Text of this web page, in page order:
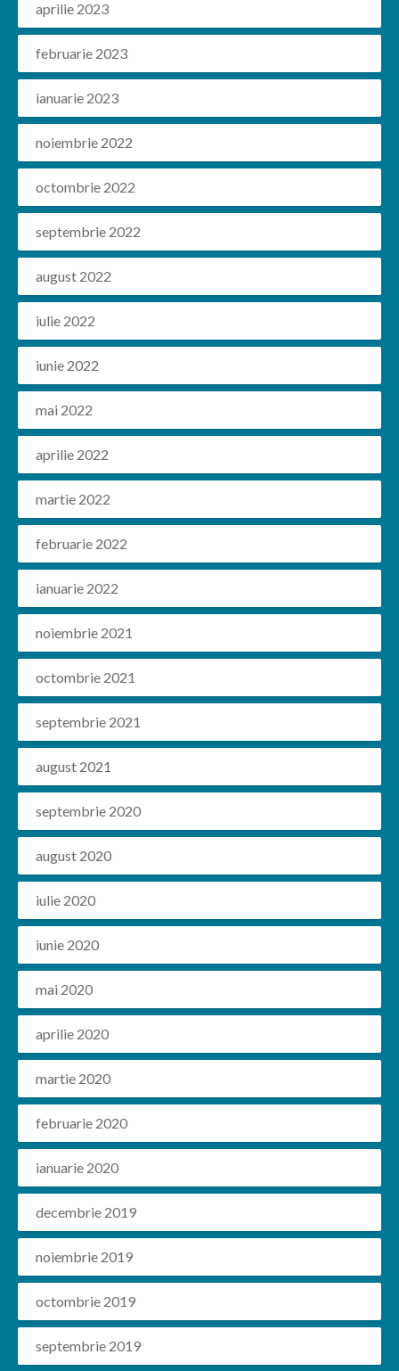
aprilie 2023
februarie 2023
ianuarie 2023
noiembrie 2022
octombrie 2022
septembrie 2022
august 2022
iulie 2022
iunie 2022
mai 2022
aprilie 2022
martie 2022
februarie 2022
ianuarie 2022
noiembrie 2021
octombrie 2021
septembrie 2021
august 2021
septembrie 2020
august 2020
iulie 2020
iunie 2020
mai 2020
aprilie 2020
martie 2020
februarie 2020
ianuarie 2020
decembrie 2019
noiembrie 2019
octombrie 2019
septembrie 2019